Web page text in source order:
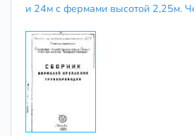
и 24м с фермами высотой 2,25м.